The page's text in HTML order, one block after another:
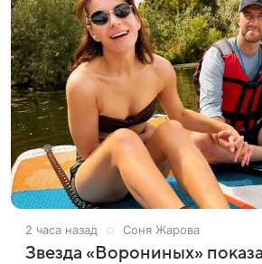
2 часа назад Соня Жарова
Звезда «Ворониных»